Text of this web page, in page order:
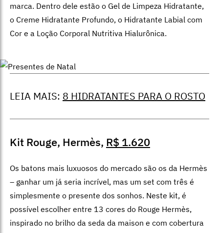
marca. Dentro dele estão o Gel de Limpeza Hidratante,
o Creme Hidratante Profundo, o Hidratante Labial com
Cor e a Loção Corporal Nutritiva Hialurônica.
LEIA MAIS: 8 HIDRATANTES PARA O ROSTO
Kit Rouge, Hermès, R$ 1.620
Os batons mais luxuosos do mercado são os da Hermès
– ganhar um já seria incrível, mas um set com três é
simplesmente o presente dos sonhos. Neste kit, é
possível escolher entre 13 cores do Rouge Hermès,
inspirado no brilho da seda da maison e com cobertura